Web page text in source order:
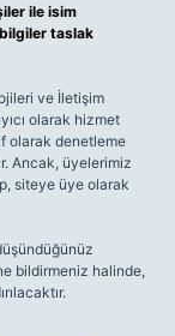
ile isim
taslak
ve İletişim
olarak hizmet
olarak denetleme
Ancak, üyelerimiz
siteye üye olarak
bildirmeniz halinde,